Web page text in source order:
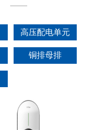
高压配电单元
铜排母排